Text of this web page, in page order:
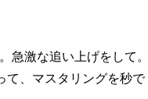
急激な追い上げをして。
て、マスタリングを秒で